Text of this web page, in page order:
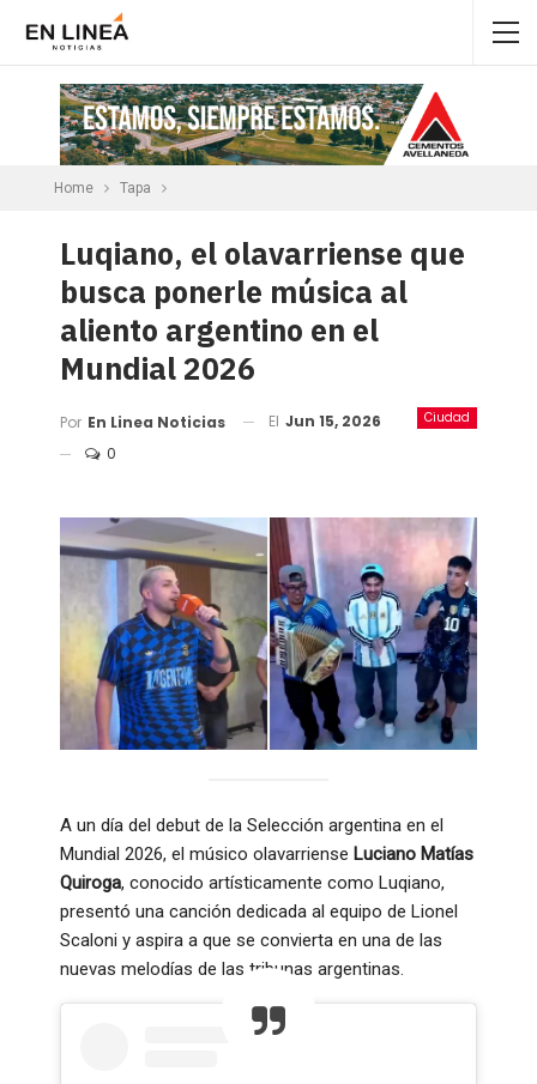
Home Tapa
Luqiano, el olavarriense que
busca ponerle música al
aliento argentino en el
Mundial 2026
Ciudad
Por En Linea Noticias El Jun 15, 2026
0
A un día del debut de la Selección argentina en el
Mundial 2026, el músico olavarriense Luciano Matías
Quiroga, conocido artísticamente como Luqiano,
presentó una canción dedicada al equipo de Lionel
Scaloni y aspira a que se convierta en una de las
nuevas melodías de las tribunas argentinas.